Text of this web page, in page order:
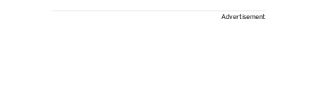
Advertisement